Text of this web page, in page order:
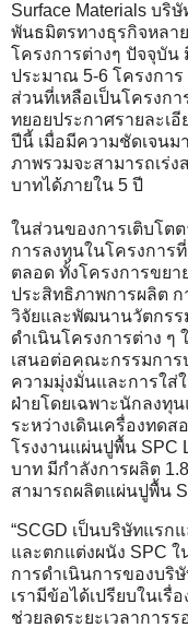
Surface Materials บริ
พันธมิตรทางธุรกิจหลา
โครงการต่างๆ ปัจจุบัน
ประมาณ 5-6 โครงการ
ส่วนที่เหลือเป็นโครงกา
ทยอยประกาศรายละเ
ปีนี้ เมื่อมีความชัดเจนม
ภาพรวมจะสามารถเร่ง
บาทได้ภายใน 5 ปี
ในส่วนของการเติบโต
การลงทุนในโครงกา
ตลอด ทั้งโครงการขยา
ประสิทธิภาพการผลิต
วิจัยและพัฒนานวัตกรร
ดำเนินโครงการต่าง ๆ
เสนอต่อคณะกรรมการ
ความมุ่งมั่นและการใส่
ฝ่ายโดยเฉพาะนักลงทุ
ระหว่างเดินเครื่องทด
โรงงานแผ่นปูพื้น SPC
บาท มีกำลังการผลิต
สามารถผลิตแผ่นปูพื้น
“SCGD เป็นบริษัทแร
และตกแต่งผนัง SPC ใ
การดำเนินการของบริ
เรามีข้อได้เปรียบในเ
ช่วยลดระยะเวลาการ